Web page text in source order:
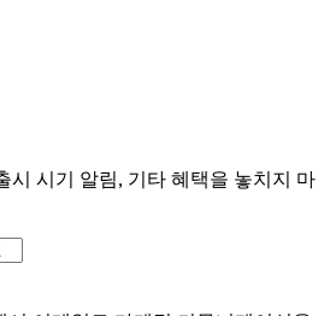
시 시기 알림, 기타 혜택을 놓치지 마